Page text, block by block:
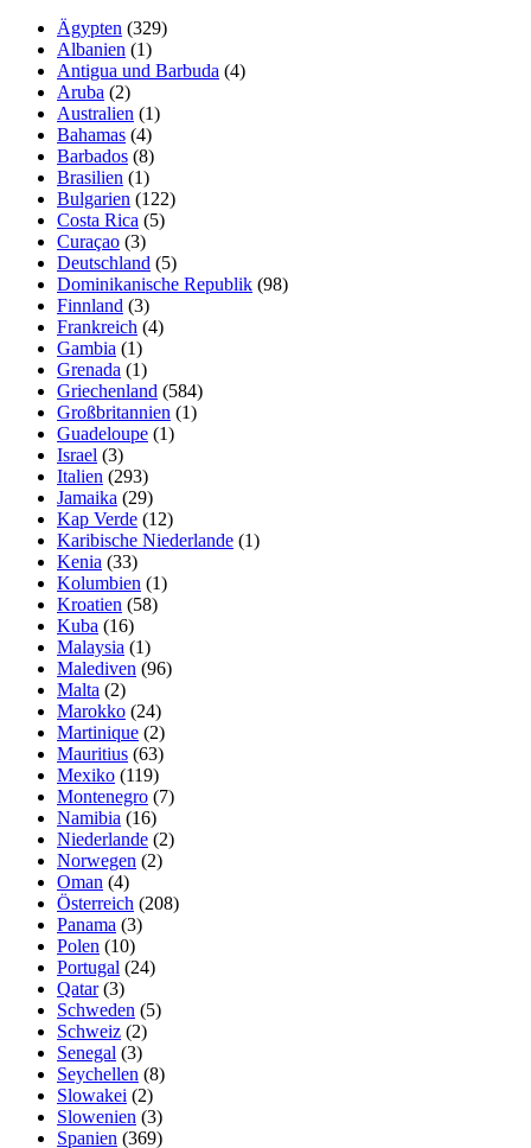
Ägypten (329)
Albanien (1)
Antigua und Barbuda (4)
Aruba (2)
Australien (1)
Bahamas (4)
Barbados (8)
Brasilien (1)
Bulgarien (122)
Costa Rica (5)
Curaçao (3)
Deutschland (5)
Dominikanische Republik (98)
Finnland (3)
Frankreich (4)
Gambia (1)
Grenada (1)
Griechenland (584)
Großbritannien (1)
Guadeloupe (1)
Israel (3)
Italien (293)
Jamaika (29)
Kap Verde (12)
Karibische Niederlande (1)
Kenia (33)
Kolumbien (1)
Kroatien (58)
Kuba (16)
Malaysia (1)
Malediven (96)
Malta (2)
Marokko (24)
Martinique (2)
Mauritius (63)
Mexiko (119)
Montenegro (7)
Namibia (16)
Niederlande (2)
Norwegen (2)
Oman (4)
Österreich (208)
Panama (3)
Polen (10)
Portugal (24)
Qatar(3)
Schweden (5)
Schweiz (2)
Senegal (3)
Seychellen (8)
Slowakei (2)
Slowenien (3)
Spanien (369)